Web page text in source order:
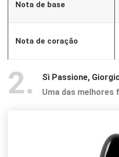
Nota de base
Nota de coração
2
Sì Passione,
Uma das melhores